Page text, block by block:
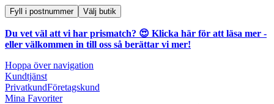
Fyll i postnummer Välj butik
Du vet väl att vi har prismatch? 😍 Klicka här för att läsa mer -
eller välkommen in till oss så berättar vi mer!
Hoppa över navigation
Kundtjänst
PrivatkundFöretagskund
Mina Favoriter